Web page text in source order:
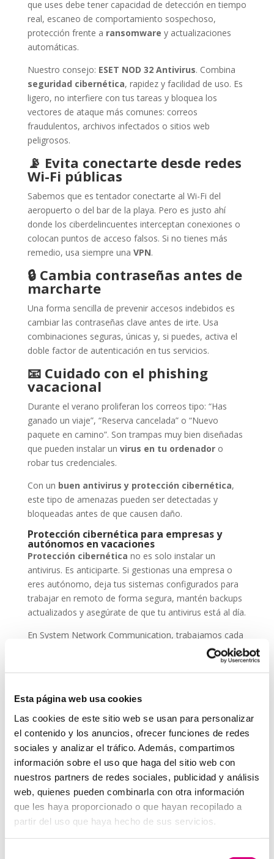
Esta página web usa cookies
Las cookies de este sitio web se usan para personalizar
el contenido y los anuncios, ofrecer funciones de redes
sociales y analizar el tráfico. Además, compartimos
información sobre el uso que haga del sitio web con
nuestros partners de redes sociales, publicidad y análisis
web, quienes pueden combinarla con otra información
que les haya proporcionado o que hayan recopilado a
partir del uso que haya hecho de sus servicios.
que uses debe tener capacidad de detección en tiempo
real, escaneo de comportamiento sospechoso,
protección frente a ransomware y actualizaciones
automáticas.
Nuestro consejo: ESET NOD 32 Antivirus. Combina
seguridad cibernética, rapidez y facilidad de uso. Es
ligero, no interfiere con tus tareas y bloquea los
vectores de ataque más comunes: correos
fraudulentos, archivos infectados o sitios web
peligrosos.
📡 Evita conectarte desde redes
Wi-Fi públicas
Sabemos que es tentador conectarte al Wi-Fi del
aeropuerto o del bar de la playa. Pero es justo ahí
donde los ciberdelincuentes interceptan conexiones o
colocan puntos de acceso falsos. Si no tienes más
remedio, usa siempre una VPN.
🔒Cambia contraseñas antes de
marcharte
Una forma sencilla de prevenir accesos indebidos es
cambiar las contraseñas clave antes de irte. Usa
combinaciones seguras, únicas y, si puedes, activa el
doble factor de autenticación en tus servicios.
📧Cuidado con el phishing
vacacional
Durante el verano proliferan los correos tipo: “Has
ganado un viaje”, “Reserva cancelada” o “Nuevo
paquete en camino”. Son trampas muy bien diseñadas
que pueden instalar un virus en tu ordenadoro
robar tus credenciales.
Con un buen antivirus y protección cibernética,
este tipo de amenazas pueden ser detectadas y
bloqueadas antes de que causen daño.
Protección cibernética para empresas y
autónomos en vacaciones
Protección cibernética no es solo instalar un
antivirus. Es anticiparte. Si gestionas una empresa o
eres autónomo, deja tus sistemas configurados para
trabajar en remoto de forma segura, mantén backups
actualizados y asegúrate de que tu antivirus está al día.
En System Network Communication, trabajamos cada
día con autónomos y pymes que confían su seguridad
, porque entienden que un
ataque en vacaciones puede suponer una pérdida de
En System Network Communication, trabajamos cada
día con autónomos y pymes que confían su seguridad
digital a E
SET NOD 32, porque entienden que un
ataque en vacaciones puede suponer una pérdida de
datos, ingresos y reputación.
Grupo-System, ¿Quiénes somos?
EnSystem Network Communication, con más de
15 años de experiencia, disponemos de un equipo de